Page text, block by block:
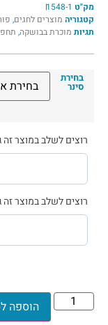
מק"ט 1548-1
קטגוריה מוצרים לחגים,
תגיות מוכרת בבושקה,
בחירת
סינר
רוצים לשלב במוצר
רוצים לשלב במוצר זה
הוספה